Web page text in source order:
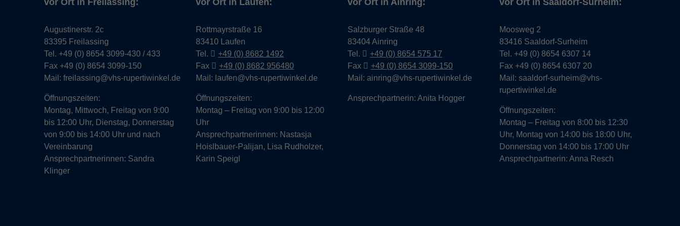
vor Ort in Freilassing:
Augustinerstr. 2c
83395 Freilassing
Tel. +49 (0) 8654 3099-430 / 433
Fax +49 (0) 8654 3099-150
Mail: freilassing@vhs-rupertiwinkel.de
Öffnungszeiten:
Montag, Mittwoch, Freitag von 9:00
bis 12:00 Uhr, Dienstag, Donnerstag
von 9:00 bis 14:00 Uhr und nach
Vereinbarung
Ansprechpartnerinnen: Sandra
Klinger
vor Ort in Laufen:
Rottmayrstraße 16
83410 Laufen
Tel.
+49 (0) 8682 1492
Fax
+49 (0) 8682 956480
Mail: laufen@vhs-rupertiwinkel.de
Öffnungszeiten:
Montag – Freitag von 9:00 bis 12:00
Uhr
Ansprechpartnerinnen: Nastasja
Hoislbauer-Palijan, Lisa Rudholzer,
Karin Speigl
vor Ort in Ainring:
Salzburger Straße 48
83404 Ainring
Tel.
+49 (0) 8654 575 17
Fax
+49 (0) 8654 3099-150
Mail: ainring@vhs-rupertiwinkel.de
Ansprechpartnerin: Anita Hogger
vor Ort in Saaldorf-Surheim:
Moosweg 2
83416 Saaldorf-Surheim
Tel. +49 (0) 8654 6307 14
Fax +49 (0) 8654 6307 20
Mail: saaldorf-surheim@vhs-
rupertiwinkel.de
Öffnungszeiten:
Montag – Freitag von 8:00 bis 12:30
Uhr, Montag von 14:00 bis 18:00 Uhr,
Donnerstag von 14:00 bis 17:00 Uhr
Ansprechpartnerin: Anna Resch